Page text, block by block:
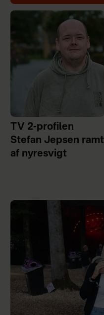
TV 2-profilen
Stefan Jepsen ramt
af nyresvigt